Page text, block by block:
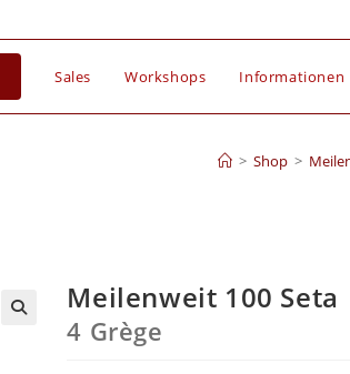
Sales Workshops Informationen
> Shop >
Meilenweit 100 Seta
4 Grège